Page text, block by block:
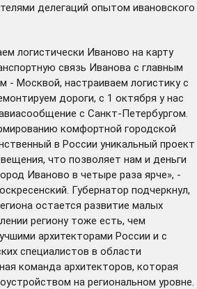
делегаций опытом ивановского
логистически Иваново на карту
связь Иванова с главным
- Москвой, настраиваем логистику с
дороги, с 1 октября у нас
с Санкт-Петербургом.
комфортной городской
в России уникальный проект
что позволяет нам и деньги
Иваново в четыре раза ярче», -
Губернатор подчеркнул,
остается развитие малых
региону тоже есть, чем
архитекторами России и с
специалистов в области
команда архитекторов, которая
на региональном уровне.